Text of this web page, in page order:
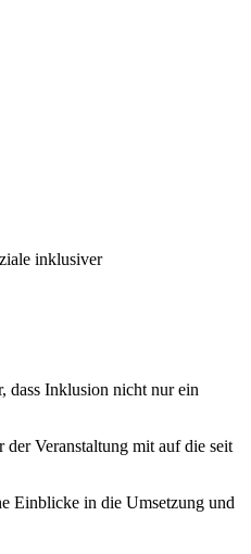
inklusiver
dass Inklusion nicht nur ein
Veranstaltung mit auf die seit
Einblicke in die Umsetzung und